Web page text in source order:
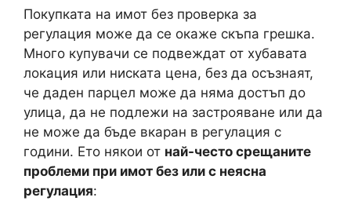
Покупката на имот без проверка за
регулация може да се окаже скъпа грешка.
Много купувачи се подвеждат от хубавата
локация или ниската цена, без да осъзнаят,
че даден парцел може да няма достъп до
улица, да не подлежи на застрояване или да
не може да бъде вкаран в регулация с
години. Ето някои от най-често срещаните
проблеми при имот без или с неясна
регулация: